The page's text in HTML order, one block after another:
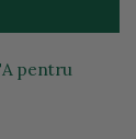
pentru